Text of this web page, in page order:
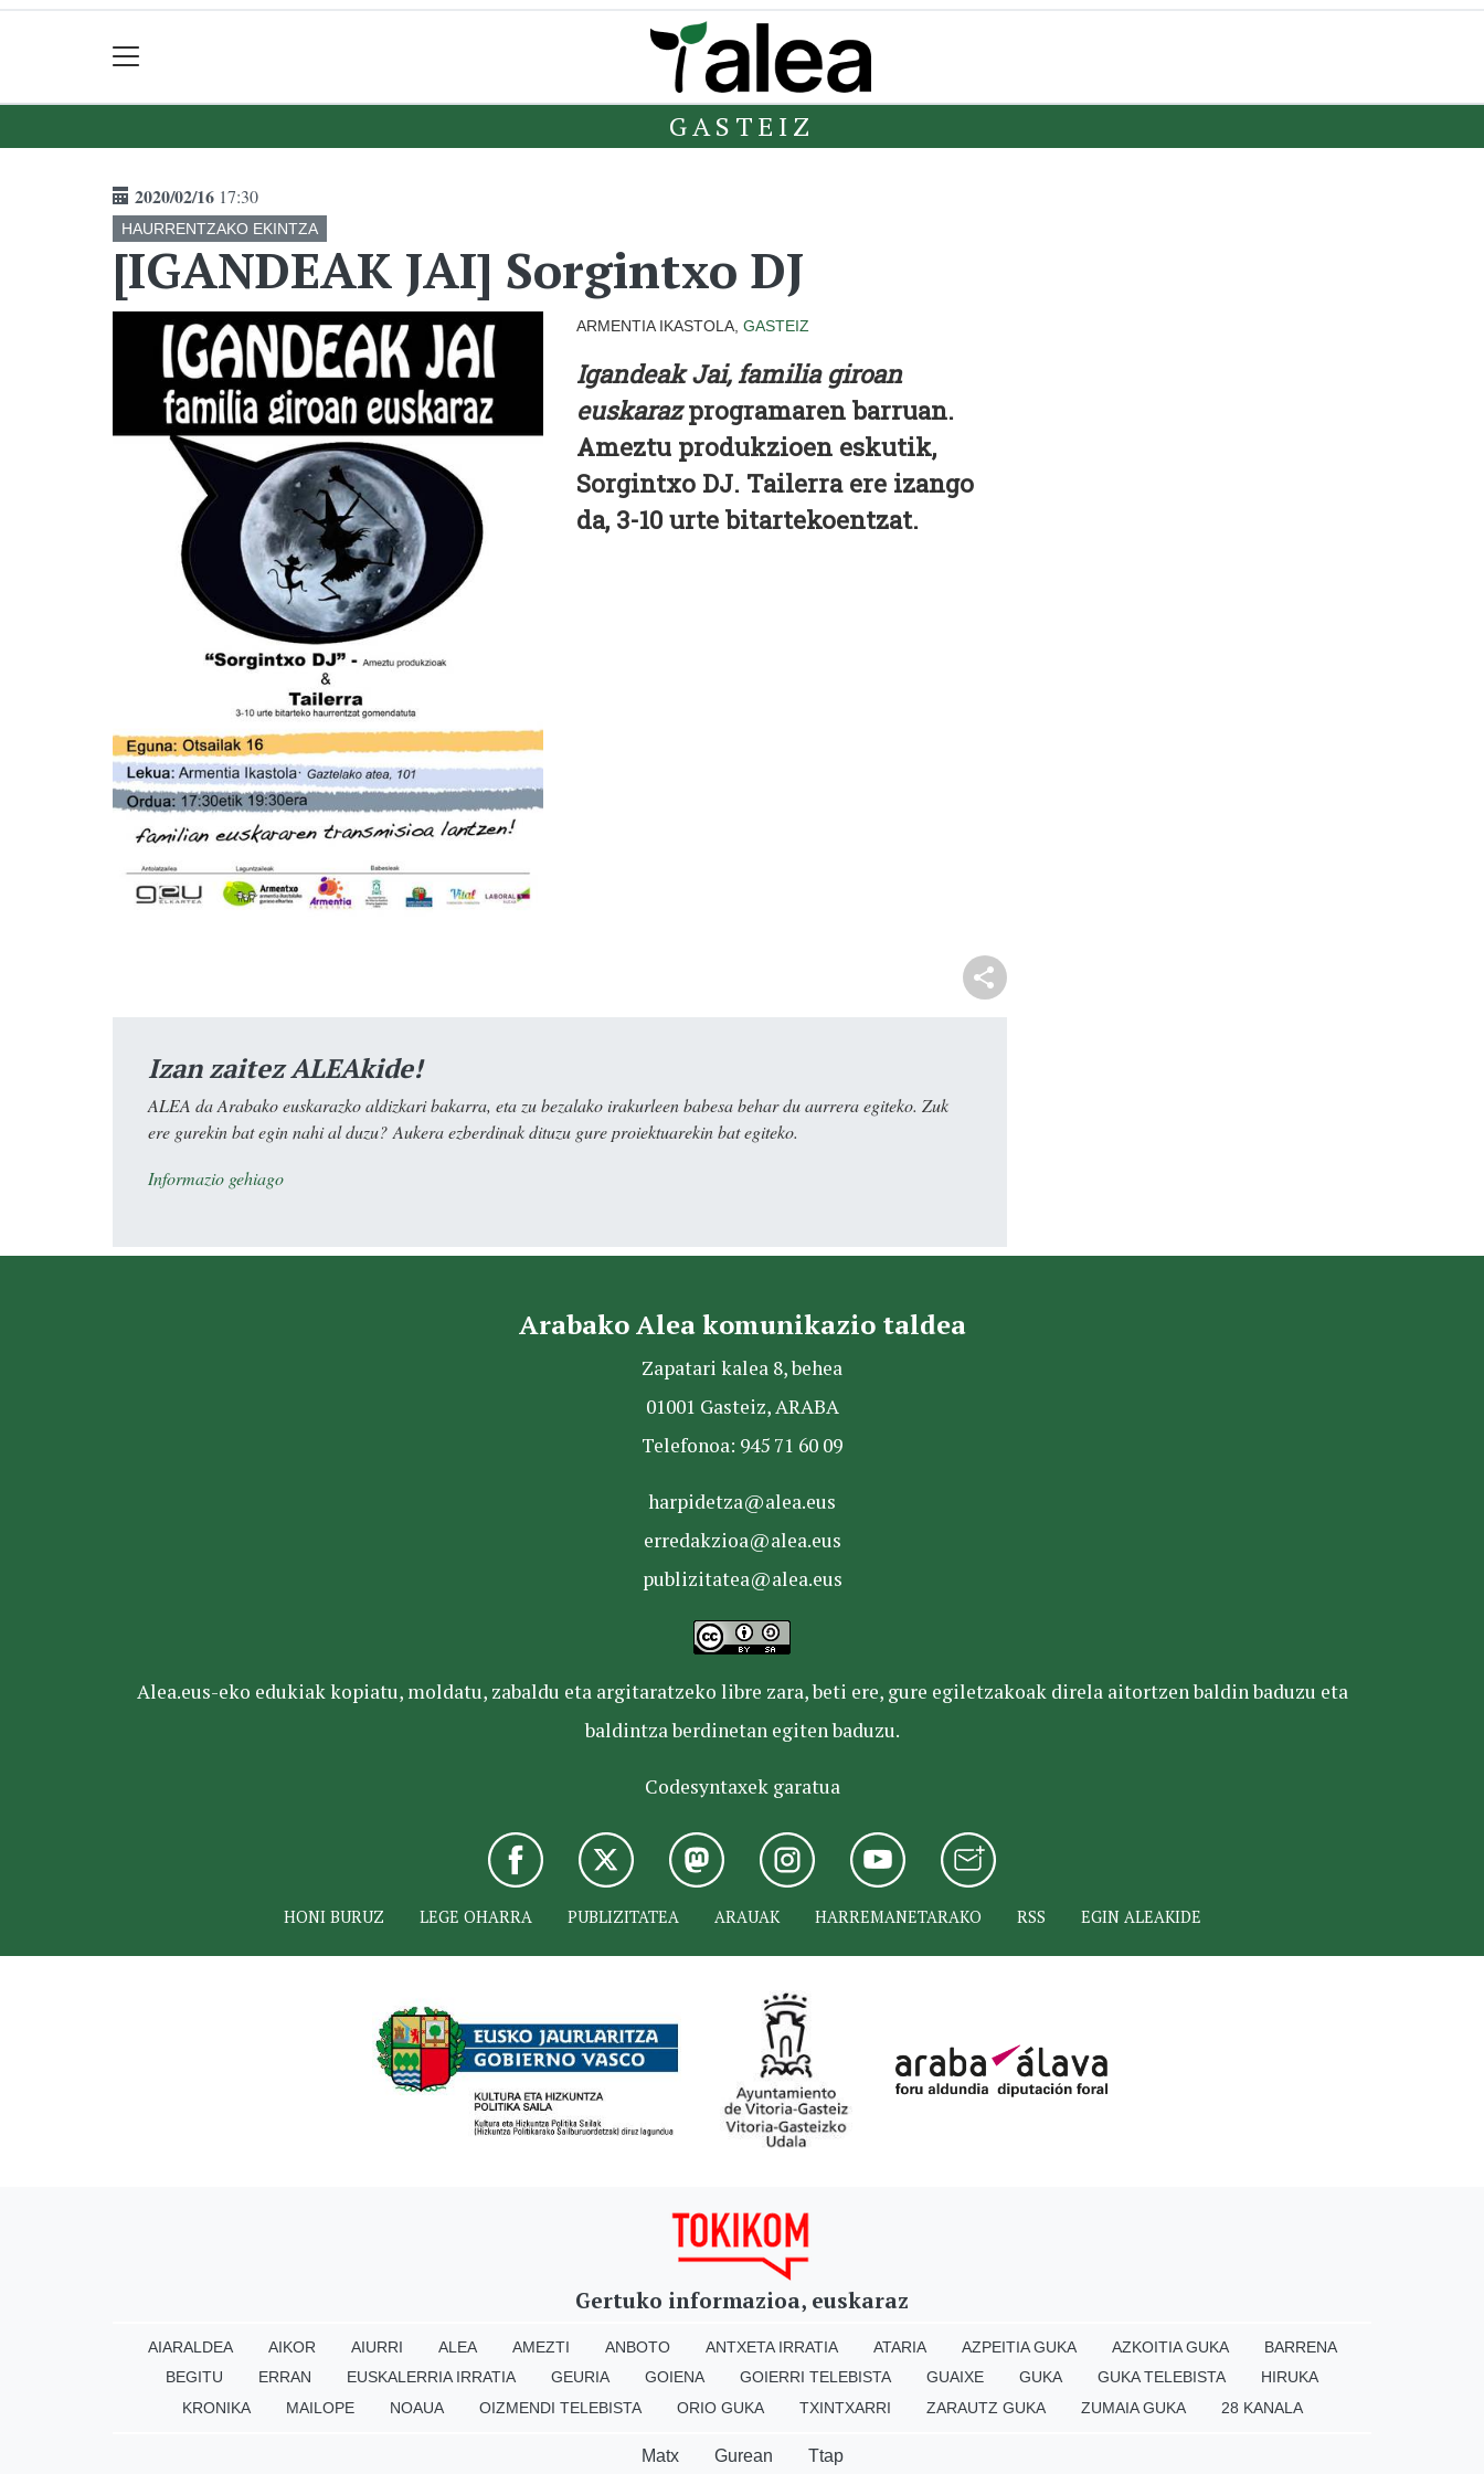
GASTEIZ
2020/02/16 17:30
HAURRENTZAKO EKINTZA
[IGANDEAK JAI] Sorgintxo DJ
ARMENTIA IKASTOLA, GASTEIZ
Igandeak Jai, familia giroan
euskarazprogramaren barruan.
Ameztu produkzioen eskutik,
Sorgintxo DJ. Tailerra ere izango
da, 3-10 urte bitartekoentzat.
Izan zaitez ALEAkide!
ALEA da Arabako euskarazko aldizkari bakarra, eta zu bezalako irakurleen babesa behar du aurrera egiteko. Zuk
ere gurekin bat egin nahi al duzu? Aukera ezberdinak dituzu gure proiektuarekin bat egiteko.
Informazio gehiago
Arabako Alea komunikazio taldea
Zapatari kalea 8, behea
01001 Gasteiz, ARABA
Telefonoa: 945 71 60 09
harpidetza@alea.eus
erredakzioa@alea.eus
publizitatea@alea.eus
Alea.eus-eko edukiak kopiatu, moldatu, zabaldu eta argitaratzeko libre zara, beti ere, gure egiletzakoak direla aitortzen baldin baduzu eta
baldintza berdinetan egiten baduzu.
Codesyntaxek garatua
HONI BURUZ LEGE OHARRA PUBLIZITATEA ARAUAK HARREMANETARAKO RSS EGIN ALEAKIDE
Gertuko informazioa, euskaraz
AIARALDEA AIKOR AIURRI ALEA AMEZTI ANBOTO ANTXETA IRRATIA ATARIA AZPEITIA GUKA AZKOITIA GUKA
BARRENA
BEGITU
ERRAN EUSKALERRIA IRRATIA GEURIA GOIENA GOIERRI TELEBISTA GUAIXE GUKA GUKA TELEBISTA
HIRUKA
KRONIKA
MAILOPE NOAUA OIZMENDI TELEBISTA ORIO GUKA TXINTXARRI ZARAUTZ GUKA ZUMAIA GUKA 28 KANALA
Matx Gurean Ttap